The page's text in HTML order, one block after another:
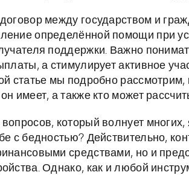
между государством и
определённой помощи при
поддержки. Важно
а стимулирует активное
статье мы подробно рассмотрим,
имеет, а также кто может
который волнует
с бедностью? Действительно,
средствами, но и
Однако, как и любой